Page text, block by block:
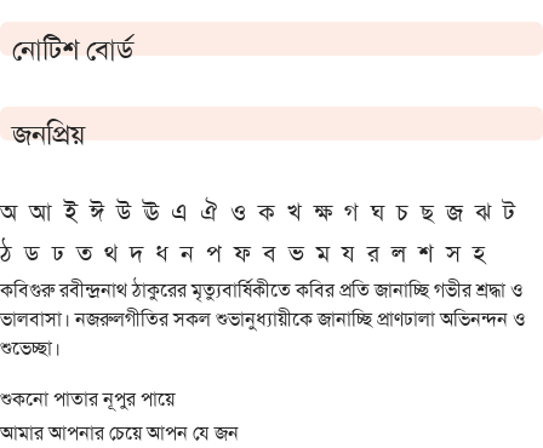
নোটিশ বোর্ড
জনপ্রিয়
অ আ ই ঈ উ ঊ এ ঐ ও ক খ ক্ষ গ ঘ চ ছ জ ঝ ট
ঠ ড ঢ ত থ দ ধ ন প ফ ব ভ ম য র ল শ স হ
কবিগুরু রবীন্দ্রনাথ ঠাকুরের মৃত্যুবার্ষিকীতে কবির প্রতি জানাচ্ছি গভীর শ্রদ্ধা ও
ভালবাসা। নজরুলগীতির সকল শুভানুধ্যায়ীকে জানাচ্ছি প্রাণঢালা অভিনন্দন ও
শুভেচ্ছা।
শুকনো পাতার নূপুর পায়ে
আমার আপনার চেয়ে আপন যে জন